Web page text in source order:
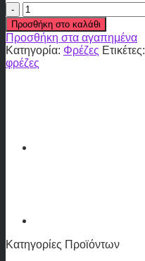
Καπελάκι
13mm
FRK-
1
ποσότητα
Προσθήκη στο καλάθι
Προσθήκη στα αγαπημένα
Κατηγορία: Φρέζες Ετικέτες:
φρέζες
Κατηγορίες Προϊόντων